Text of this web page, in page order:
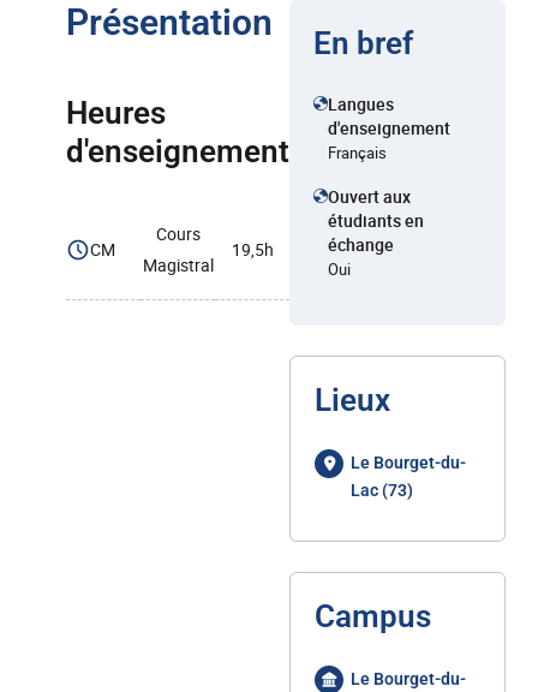
Présentation
Heures
d'enseignement
CM
Cours
Magistral
19,5h
En bref
Langues
d'enseignement
Français
Ouvert aux
étudiants en
échange
Oui
Lieux
Le Bourget-du-
Lac (73)
Campus
Le Bourget-du-